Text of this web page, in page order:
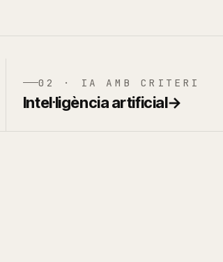
02 · IA AMB CRITERI
Intel·ligència artificial→